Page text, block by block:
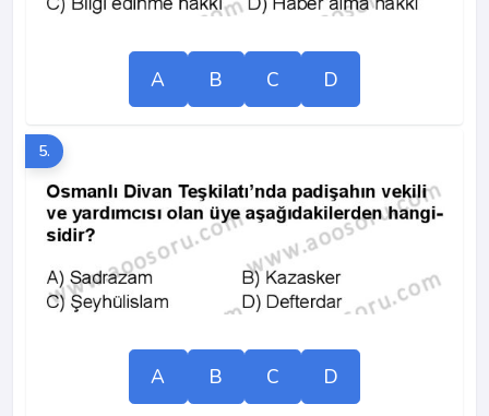
A B C D
5.
A B C D